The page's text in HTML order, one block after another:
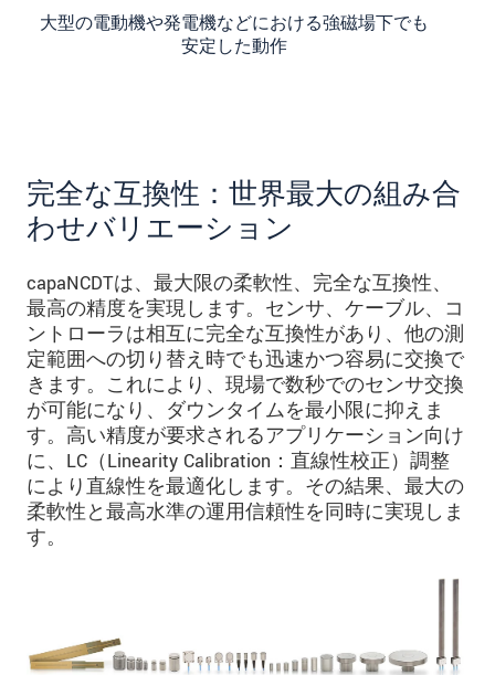
大型の電動機や発電機などにおける強磁場下でも
安定した動作
完全な互換性：世界最大の組み合
わせバリエーション
capaNCDTは、最大限の柔軟性、完全な互換性、
最高の精度を実現します。センサ、ケーブル、コ
ントローラは相互に完全な互換性があり、他の測
定範囲への切り替え時でも迅速かつ容易に交換で
きます。これにより、現場で数秒でのセンサ交換
が可能になり、ダウンタイムを最小限に抑えま
す。高い精度が要求されるアプリケーション向け
に、LC（Linearity Calibration：直線性校正）調整
により直線性を最適化します。その結果、最大の
柔軟性と最高水準の運用信頼性を同時に実現しま
す。